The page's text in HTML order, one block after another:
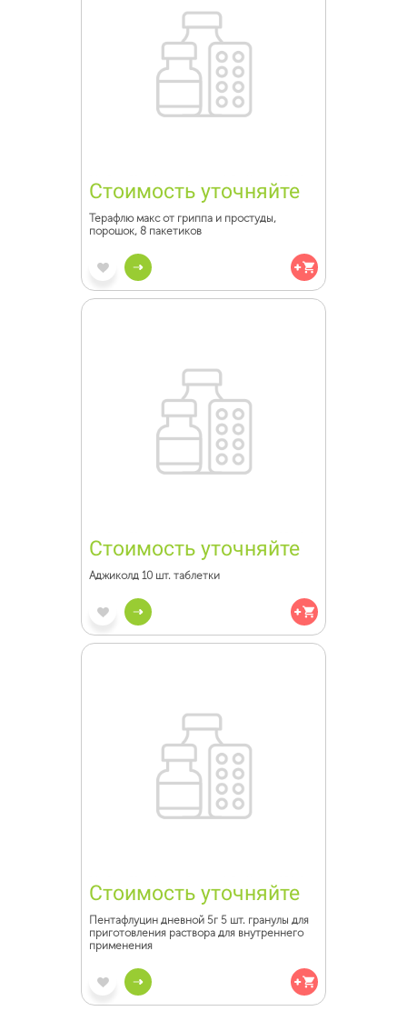
Стоимость уточняйте
Терафлю макс от гриппа и простуды,
порошок, 8 пакетиков
Стоимость уточняйте
Аджиколд 10 шт. таблетки
Стоимость уточняйте
Пентафлуцин дневной 5г 5 шт. гранулы для
приготовления раствора для внутреннего
применения